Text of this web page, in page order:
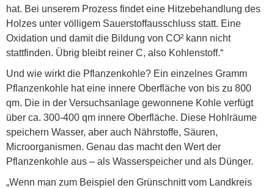
hat. Bei unserem Prozess findet eine Hitzebehandlung des
Holzes unter völligem Sauerstoffausschluss statt. Eine
Oxidation und damit die Bildung von CO² kann nicht
stattfinden. Übrig bleibt reiner C, also Kohlenstoff.“
Und wie wirkt die Pflanzenkohle? Ein einzelnes Gramm
Pflanzenkohle hat eine innere Oberfläche von bis zu 800
qm. Die in der Versuchsanlage gewonnene Kohle verfügt
über ca. 300-400 qm innere Oberfläche. Diese Hohlräume
speichern Wasser, aber auch Nährstoffe, Säuren,
Microorganismen. Genau das macht den Wert der
Pflanzenkohle aus – als Wasserspeicher und als Dünger.
„Wenn man zum Beispiel den Grünschnitt vom Landkreis